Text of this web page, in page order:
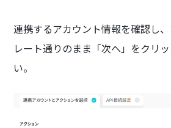
連携するアカウント情報を確認し
レート通りのまま「次へ」をクリ
い。